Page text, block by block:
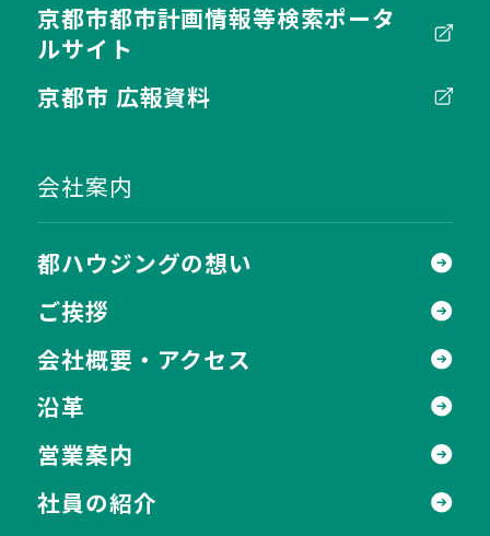
京都市都市計画情報等検索ポータ
ルサイト
京都市 広報資料
会社案内
都ハウジングの想い
ご挨拶
会社概要・アクセス
沿革
営業案内
社員の紹介